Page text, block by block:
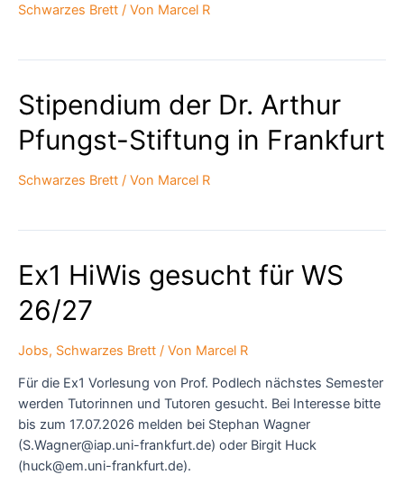
Schwarzes Brett / Von Marcel R
Stipendium der Dr. Arthur
Pfungst-Stiftung in Frankfurt
Schwarzes Brett / Von Marcel R
Ex1 HiWis gesucht für WS
26/27
Jobs, Schwarzes Brett / Von Marcel R
Für die Ex1 Vorlesung von Prof. Podlech nächstes Semester
werden Tutorinnen und Tutoren gesucht. Bei Interesse bitte
bis zum 17.07.2026 melden bei Stephan Wagner
(S.Wagner@iap.uni-frankfurt.de) oder Birgit Huck
(huck@em.uni-frankfurt.de).